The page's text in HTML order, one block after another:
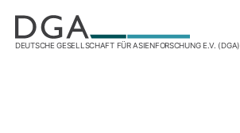
DEUTSCHE GESELLSCHAFT FÜR ASIENFORSCHUNG E.V. (DGA)